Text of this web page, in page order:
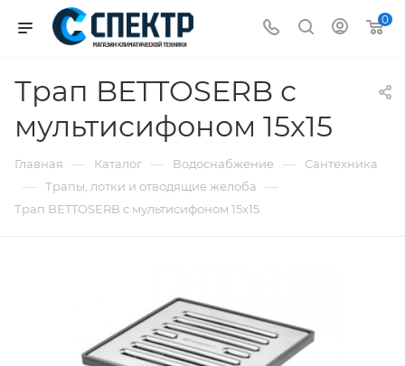
0
Трап BETTOSERB с
мультисифоном 15х15
Главная — Каталог — Водоснабжение — Сантехника
— Трапы, лотки и отводящие желоба —
Трап BETTOSERB с мультисифоном 15х15